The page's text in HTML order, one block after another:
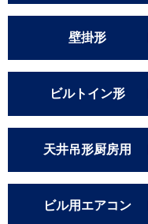
壁掛形
ビルトイン形
天井吊形厨房用
ビル用エアコン